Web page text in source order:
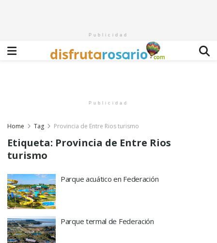
Publicidad
Publicidad
Home Tag Provincia de Entre Rios turismo
Etiqueta: Provincia de Entre Rios
turismo
Parque acuático en Federación
Parque termal de Federación